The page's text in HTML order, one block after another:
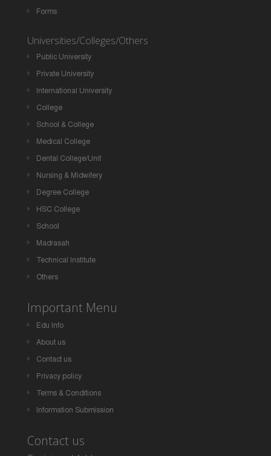
Forms
Universities/Colleges/Others
Public University
Private University
International University
College
School & College
Medical College
Dental College/Unit
Nursing & Midwifery
Degree College
HSC College
School
Madrasah
Technical Institute
Others
Important Menu
Edu Info
About us
Contact us
Privacy policy
Terms & Conditions
Information Submission
Contact us